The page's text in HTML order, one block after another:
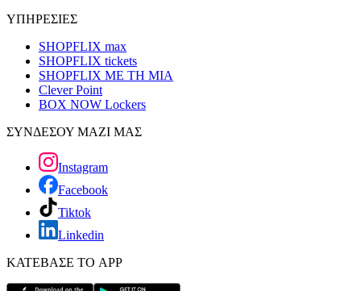
ΥΠΗΡΕΣΙΕΣ
SHOPFLIX max
SHOPFLIX tickets
SHOPFLIX ΜΕ ΤΗ ΜΙΑ
Clever Point
BOX NOW Lockers
ΣΥΝΔΕΣΟΥ ΜΑΖΙ ΜΑΣ
Instagram
Facebook
Tiktok
Linkedin
ΚΑΤΕΒΑΣΕ ΤΟ APP